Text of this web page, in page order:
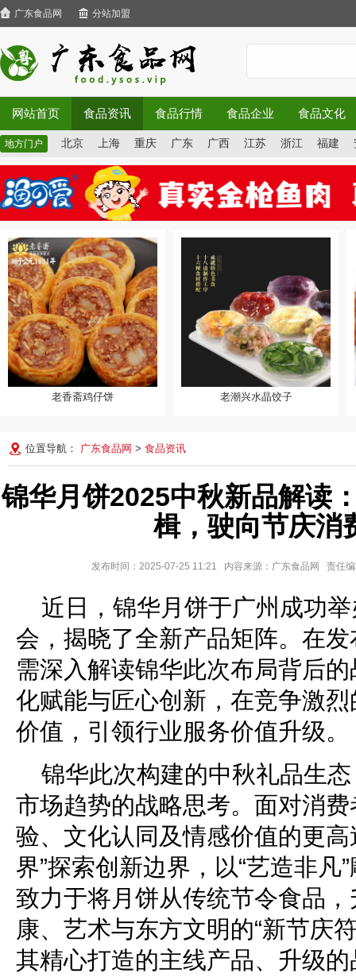
广东食品网 分站加盟
网站首页 食品资讯 食品行情 食品企业 食品文化
地方门户 北京 上海 重庆 广东 广西 江苏 浙江 福建
老香斋鸡仔饼老香斋鸡仔饼 老潮兴水晶饺子
老潮兴水晶饺子
位置导航： 广东食品网 > 食品资讯
锦华月饼2025中秋新品解读
楫，驶向节庆消
发布时间：2025-07-25 11:21 内容来源：广东食品网 责任
近日，锦华月饼于广州成功
会，揭晓了全新产品矩阵。在
需深入解读锦华此次布局背后
化赋能与匠心创新，在竞争激
价值，引领行业服务价值升级。
锦华此次构建的中秋礼品生
市场趋势的战略思考。面对消
验、文化认同及情感价值的更
界”探索创新边界，以“艺造非凡
致力于将月饼从传统节令食品
康、艺术与东方文明的“新节庆
其精心打造的主线产品、升级